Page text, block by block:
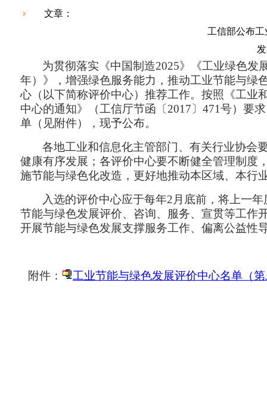
文章：
工信部公布
为贯彻落实《中国制造2025》《工业绿色发
年）》，增强绿色服务能力，推动工业节能与绿
心（以下简称评价中心）推荐工作。按照《工业
中心的通知》（工信厅节函〔 2017 〕 471号）要
单（见附件），现予公布。
各地工业和信息化主管部门、有关行业协会
健康有序发展；各评价中心要不断健全管理制度
施节能与绿色化改造，更好地推动本区域、本行
入选的评价中心应于每年2 月底前，将上一
节能与绿色发展评价、咨询、服务、宣贯等工作
开展节能与绿色发展支撑服务工作、偏离公益性
附件： 工业节能与绿色发展评价中心名单（第